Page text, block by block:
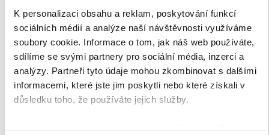
K personalizaci obsahu a reklam, poskytování funkcí
sociálních médií a analýze naší návštěvnosti využíváme
soubory cookie. Informace o tom, jak náš web používáte,
sdílíme se svými partnery pro sociální média, inzerci a
analýzy. Partneři tyto údaje mohou zkombinovat s dalšími
informacemi, které jste jim poskytli nebo které získali v
důsledku toho, že používáte jejich služby.